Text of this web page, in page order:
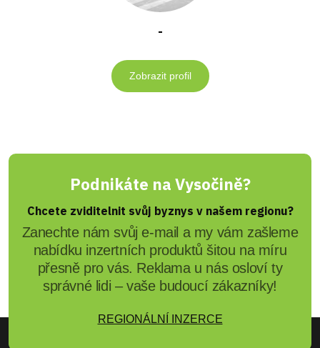
-
Zobrazit profil
Podnikáte na Vysočině?
Chcete zviditelnit svůj byznys v našem regionu?
Zanechte nám svůj e-mail a my vám zašleme
nabídku inzertních produktů šitou na míru
přesně pro vás. Reklama u nás osloví ty
správné lidi – vaše budoucí zákazníky!
REGIONÁLNÍ INZERCE